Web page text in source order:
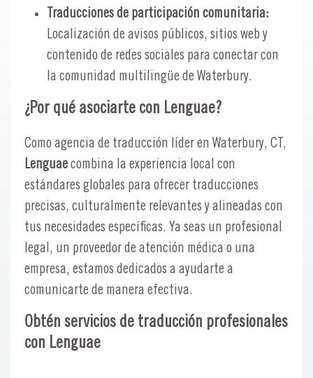
Traducciones de participación comunitaria:
Localización de avisos públicos, sitios web y
contenido de redes sociales para conectar con
la comunidad multilingüe de Waterbury.
¿Por qué asociarte con Lenguae?
Como agencia de traducción líder en Waterbury, CT,
Lenguae combina la experiencia local con
estándares globales para ofrecer traducciones
precisas, culturalmente relevantes y alineadas con
tus necesidades específicas. Ya seas un profesional
legal, un proveedor de atención médica o una
empresa, estamos dedicados a ayudarte a
comunicarte de manera efectiva.
Obtén servicios de traducción profesionales
con Lenguae